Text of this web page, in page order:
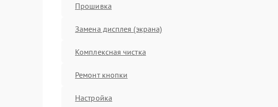
Прошивка
Замена дисплея (экрана)
Комплексная чистка
Ремонт кнопки
Настройка